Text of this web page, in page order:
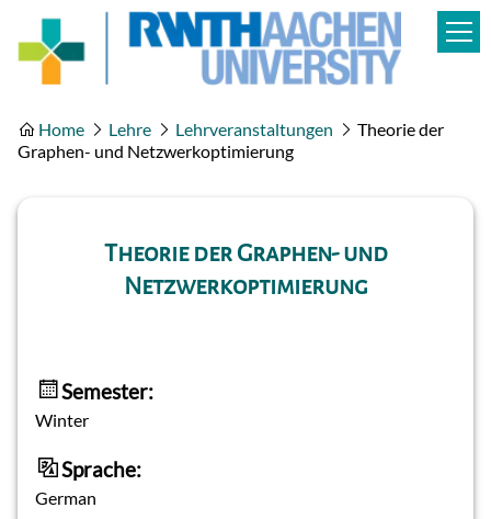
Home Lehre Lehrveranstaltungen
Theorie der
Graphen- und Netzwerkoptimierung
Theorie der Graphen- und
Netzwerkoptimierung
Semester:
Winter
Sprache:
German